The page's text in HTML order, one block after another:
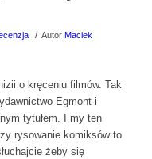
/ Autor Maciek
o kręceniu filmów. Tak
Egmont i
tytułem. I my ten
rysowanie komiksów to
żeby się